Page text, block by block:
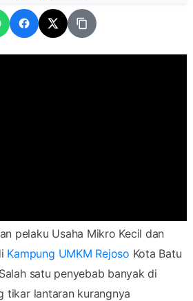
pelaku Usaha Mikro Kecil dan
Kampung UMKM Rejoso Kota Batu
satu penyebab banyak di
tikar lantaran kurangnya